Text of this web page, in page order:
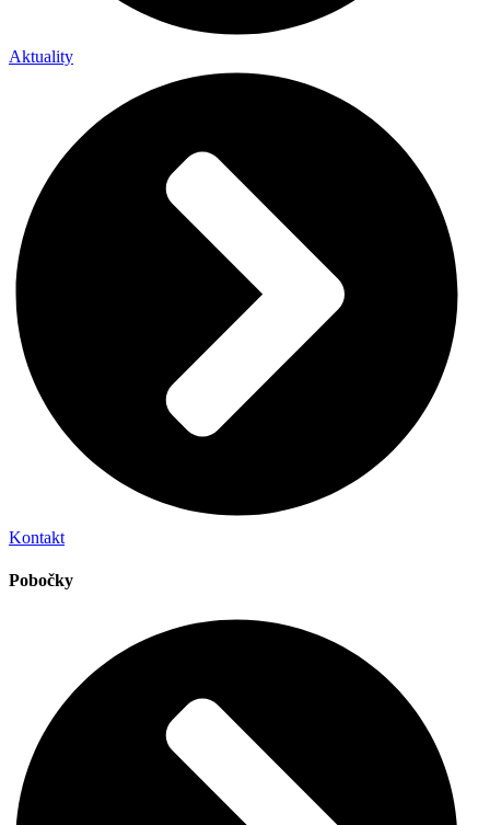
Aktuality
Kontakt
Pobočky